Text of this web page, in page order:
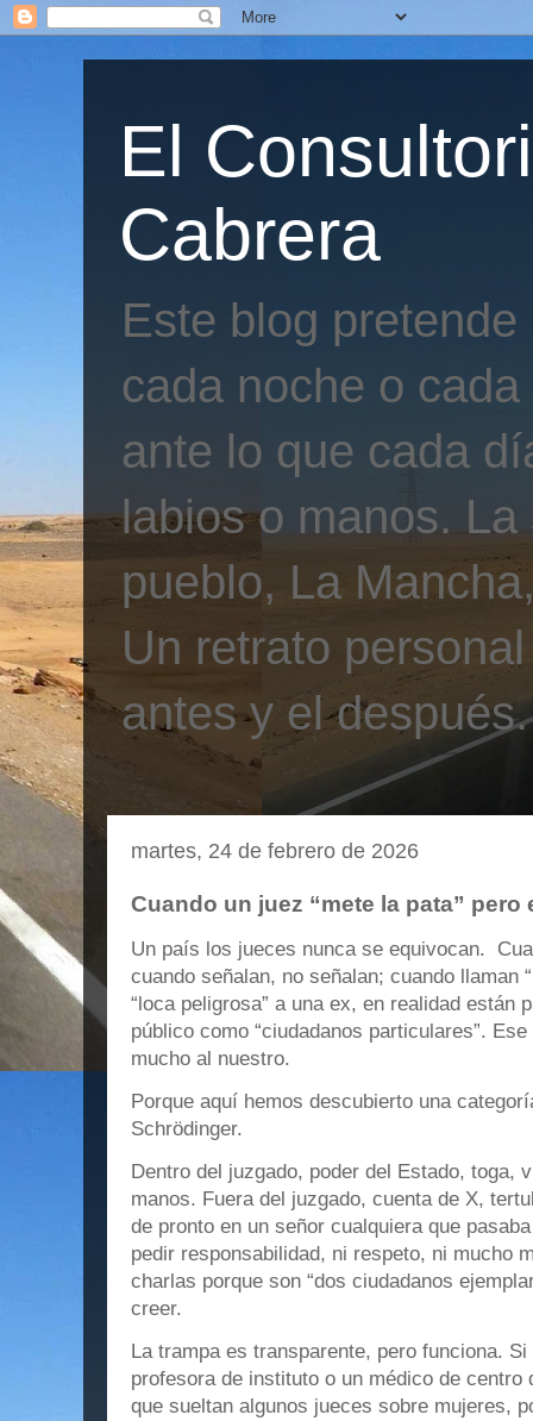
El
Cabrera
Este blog
cada noche o
ante lo que cada
labios o manos.
pueblo, La
Un retrato
antes y el después.
martes, 24 de febrero de 2026
Cuando un juez “mete la pata” pero
Un país los jueces nunca se equivocan.
cuando señalan, no señalan; cuando llaman
“loca peligrosa” a una ex, en realidad están
público como “ciudadanos particulares”.
mucho al nuestro.
Porque aquí hemos descubierto una
Schrödinger.
Dentro del juzgado, poder del Estado, toga,
manos. Fuera del juzgado, cuenta de X,
de pronto en un señor cualquiera que
pedir responsabilidad, ni respeto, ni mucho
charlas porque son “dos ciudadanos
creer.
La trampa es transparente, pero funciona.
profesora de instituto o un médico de
que sueltan algunos jueces sobre mujeres,